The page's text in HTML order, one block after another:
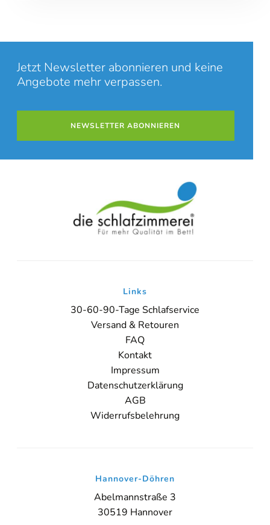
Jetzt Newsletter abonnieren und keine
Angebote mehr verpassen.
NEWSLETTER ABONNIEREN
Links
30-60-90-Tage Schlafservice
Versand & Retouren
FAQ
Kontakt
Impressum
Datenschutzerklärung
AGB
Widerrufsbelehrung
Hannover-Döhren
Abelmannstraße 3
30519 Hannover